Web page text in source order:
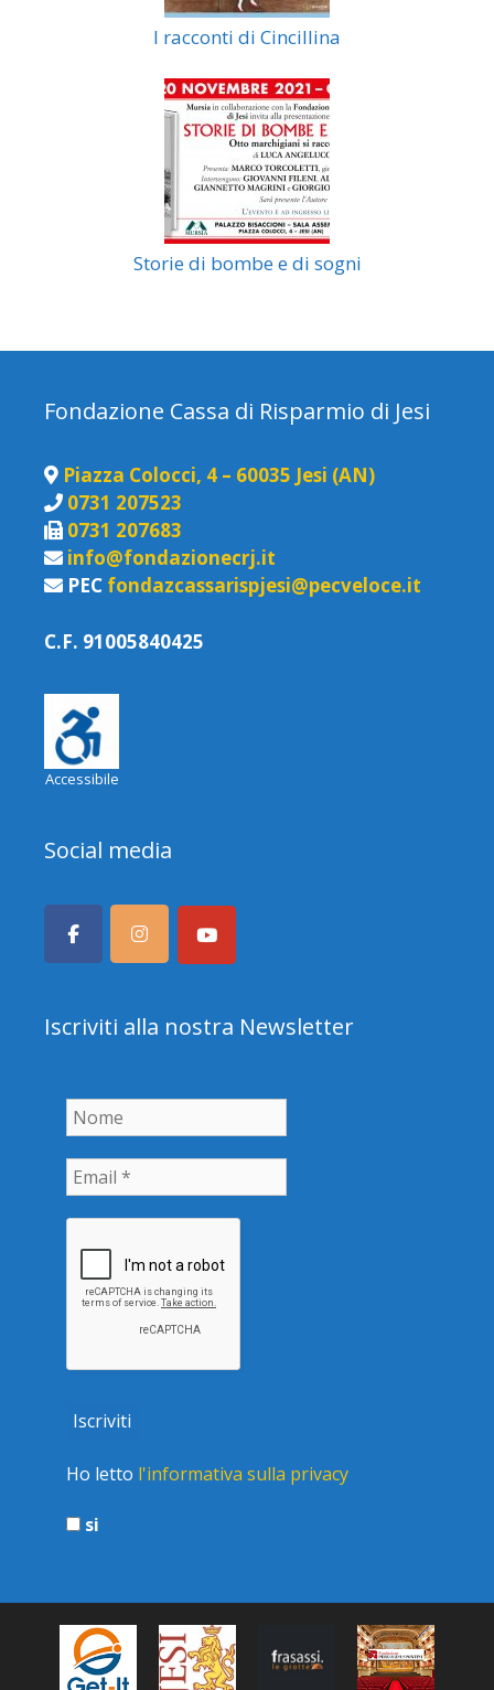
I racconti di Cincillina
Storie di bombe e di sogni
Fondazione Cassa di Risparmio di Jesi
Piazza Colocci, 4 – 60035 Jesi (AN)
0731 207523
0731 207683
info@fondazionecrj.it
PEC fondazcassarispjesi@pecveloce.it
C.F. 91005840425
Accessibile
Social media
Iscriviti alla nostra Newsletter
Ho letto l'informativa sulla privacy
si